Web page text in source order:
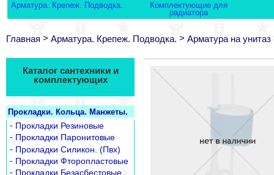
Арматура. Крепеж. Подводка.
Комплектующие для
радиатора
Главная > Арматура. Крепеж. Подводка. > Арматура на унитаз
Каталог сантехники и
комплектующих
Прокладки. Кольца. Манжеты.
- Прокладки Резиновые
- Прокладки Паронитовые
- Прокладки Силикон. (Пвх)
- Прокладки Фторопластовые
- Прокладки Безасбестовые